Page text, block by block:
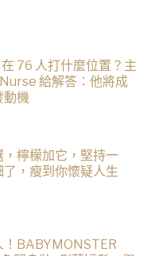
76 人打什麼位置？主
給解答：他將成
動機
，檸檬加它，堅持一
了，瘦到你懷疑人生
！BABYMONSTER